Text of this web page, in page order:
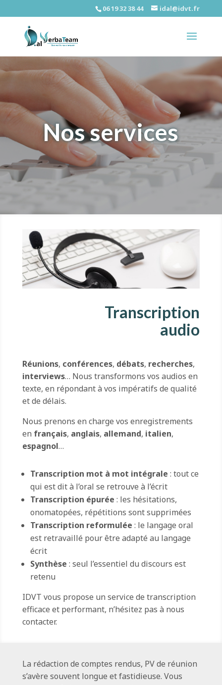
06 19 32 38 44 idal@idvt.fr
Nos services
Transcription
audio
Réunions, conférences, débats, recherches,
interviews… Nous transformons vos audios en
texte, en répondant à vos impératifs de qualité
et de délais.
Nous prenons en charge vos enregistrements
en français, anglais, allemand, italien,
espagnol…
Transcription mot à mot intégrale : tout ce
qui est dit à l’oral se retrouve à l’écrit
Transcription épurée : les hésitations,
onomatopées, répétitions sont supprimées
Transcription reformulée : le langage oral
est retravaillé pour être adapté au langage
écrit
Synthèse : seul l’essentiel du discours est
retenu
IDVT vous propose un service de transcription
efficace et performant, n’hésitez pas à nous
contacter.
La rédaction de comptes rendus, PV de réunion
s’avère souvent longue et fastidieuse. Vous